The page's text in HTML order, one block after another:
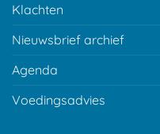
Klachten
Nieuwsbrief archief
Agenda
Voedingsadvies